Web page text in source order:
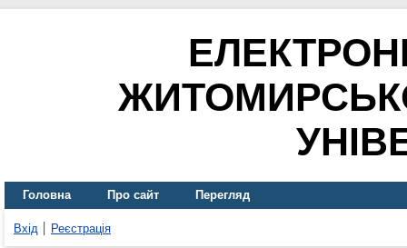
Головна Про сайт Перегляд
Вхід Реєстрація